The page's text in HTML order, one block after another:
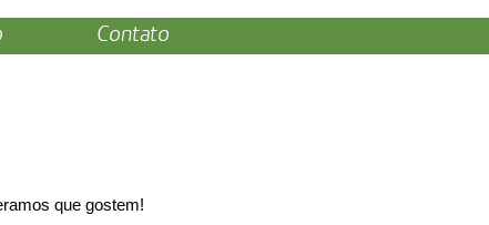
Contato
que gostem!